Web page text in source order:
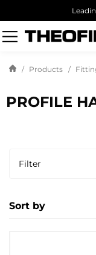
Search
products
Products
PROFILE
Filter
Sort by